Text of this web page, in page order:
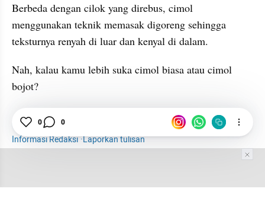
Berbeda dengan cilok yang direbus, cimol
menggunakan teknik memasak digoreng sehingga
teksturnya renyah di luar dan kenyal di dalam.
Nah, kalau kamu lebih suka cimol biasa atau cimol
bojot?
Kuliner Camilan
Jajanan
Informasi Redaksi·Laporkan tulisan
0 0